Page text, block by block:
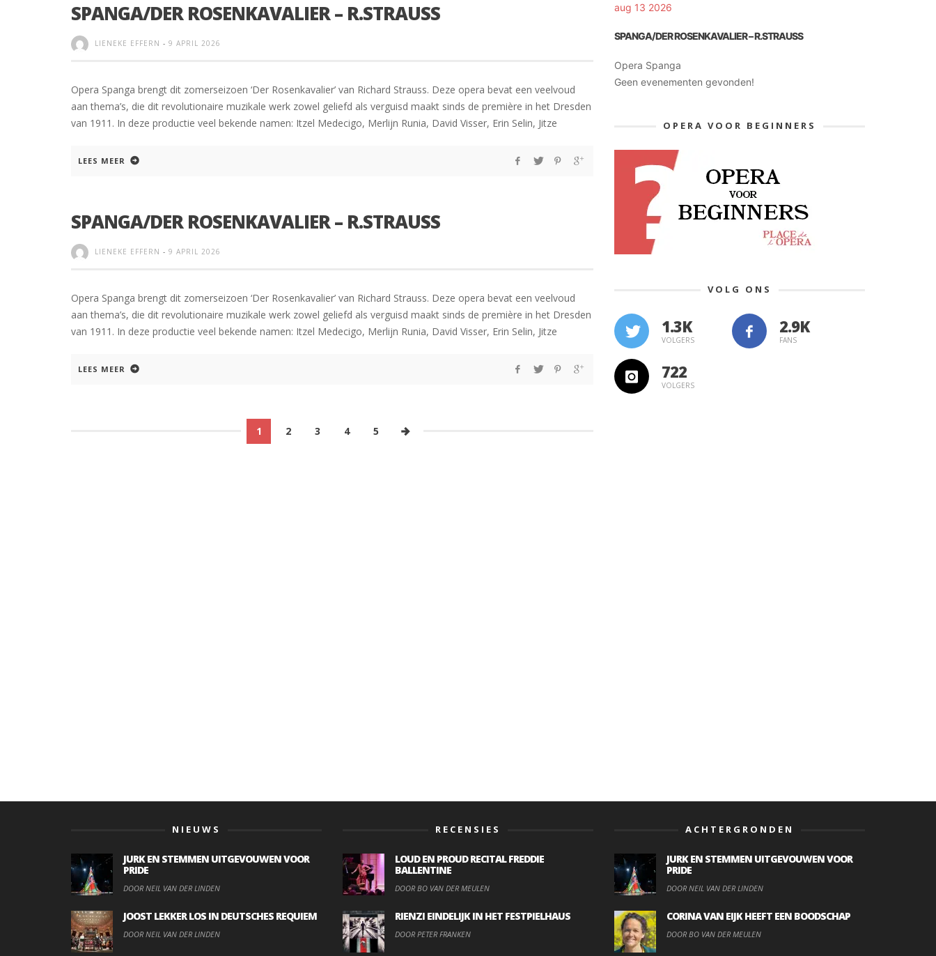
SPANGA/DER ROSENKAVALIER – R.STRAUSS
LIENEKE EFFERN - 9 APRIL 2026
Opera Spanga brengt dit zomerseizoen ‘Der Rosenkavalier’ van Richard Strauss. Deze opera bevat een veelvoud
aan thema’s, die dit revolutionaire muzikale werk zowel geliefd als verguisd maakt sinds de première in het Dresden
van 1911. In deze productie veel bekende namen: Itzel Medecigo, Merlijn Runia, David Visser, Erin Selin, Jitze
LEES MEER
SPANGA/DER ROSENKAVALIER – R.STRAUSS
LIENEKE EFFERN - 9 APRIL 2026
Opera Spanga brengt dit zomerseizoen ‘Der Rosenkavalier’ van Richard Strauss. Deze opera bevat een veelvoud
aan thema’s, die dit revolutionaire muzikale werk zowel geliefd als verguisd maakt sinds de première in het Dresden
van 1911. In deze productie veel bekende namen: Itzel Medecigo, Merlijn Runia, David Visser, Erin Selin, Jitze
LEES MEER
1 2 3 4 5
aug 13 2026
SPANGA/DER ROSENKAVALIER – R.STRAUSS
Opera Spanga
Geen evenementen gevonden!
OPERA VOOR BEGINNERS
VOLG ONS
1.3K
VOLGERS FANS
722
VOLGERS
NIEUWS
JURK EN STEMMEN UITGEVOUWEN VOOR
PRIDE
DOOR NEIL VAN DER LINDEN
JOOST LEKKER LOS IN DEUTSCHES REQUIEM
DOOR NEIL VAN DER LINDEN
RECENSIES
LOUD EN PROUD RECITAL FREDDIE
BALLENTINE
DOOR BO VAN DER MEULEN
RIENZI EINDELIJK IN HET FESTPIELHAUS
DOOR PETER FRANKEN
ACHTERGRONDEN
JURK EN STEMMEN UITGEVOUWEN VOOR
PRIDE
DOOR NEIL VAN DER LINDEN
CORINA VAN EIJK HEEFT EEN BOODSCHAP
DOOR BO VAN DER MEULEN